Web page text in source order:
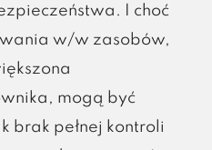
I choć
w/w zasobów,
mogą być
brak pełnej kontroli